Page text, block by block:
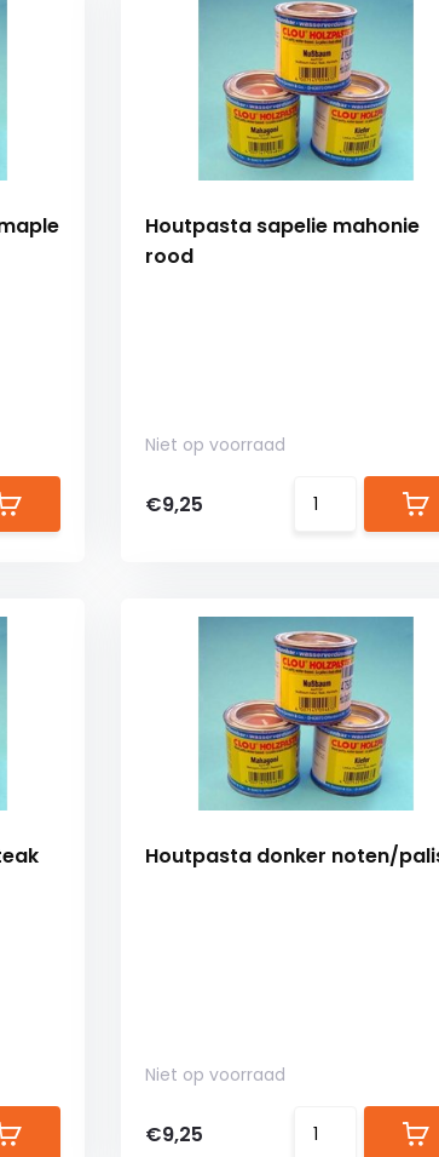
Houtpasta sapelie mahonie
rood
Niet op voorraad
€9,25
Houtpasta donker noten/
Niet op voorraad
€9,25